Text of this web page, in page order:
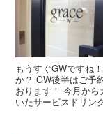
もうすぐGWですね
か？ GW後半はご予
おります！ 今月か
いたサービスドリン